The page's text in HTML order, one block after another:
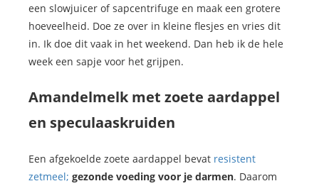
een slowjuicer of sapcentrifuge en maak een grotere
hoeveelheid. Doe ze over in kleine flesjes en vries dit
in. Ik doe dit vaak in het weekend. Dan heb ik de hele
week een sapje voor het grijpen.
Amandelmelk met zoete aardappel
en speculaaskruiden
Een afgekoelde zoete aardappel bevat resistent
zetmeel; gezonde voeding voor je darmen. Daarom